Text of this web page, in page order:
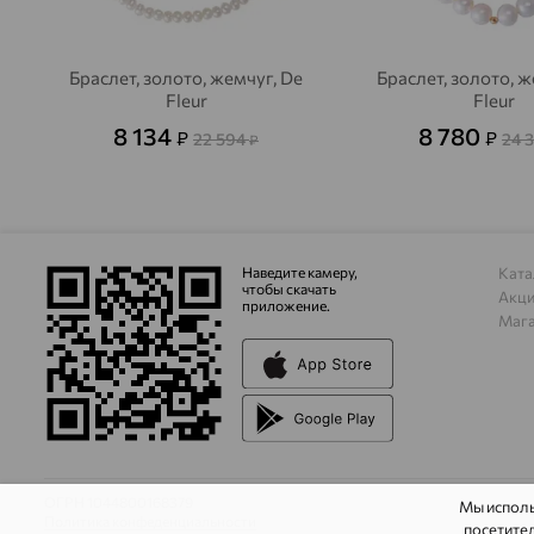
Браслет, золото, жемчуг, De
Fleur
8 134 ₽ 22 594₽
Браслет, золото,
Fleur
8 780 ₽ 24
Наведите камеру,
чтобы скачать
приложение.
Мы